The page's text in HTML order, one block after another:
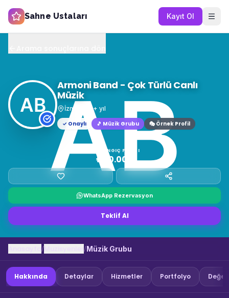
Sahne Ustaları Kayıt Ol
Armoni Band - Çok Türlü Canlı
Müzik
İzmir 16+ yıl
✓ Onaylı
🎵 Müzik Grubu 🎭 Örnek Profil
BAŞLANGIÇ FIYATI
₺40.000
WhatsApp Rezervasyon
Teklif Al
/ /Müzik Grubu
Hakkında Detaylar Hizmetler Portfolyo